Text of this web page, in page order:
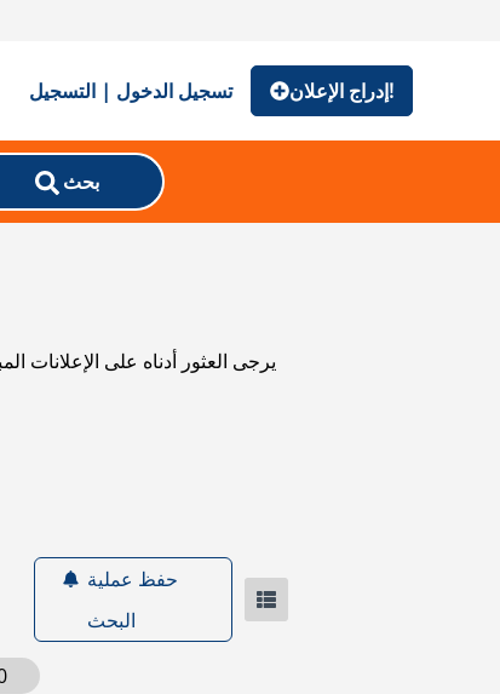
تسجيل الدخول | التسجيل إدراج الإعلان!
بحث
يرجى العثور أدناه على الإعلانات
حفظ عملية
البحث